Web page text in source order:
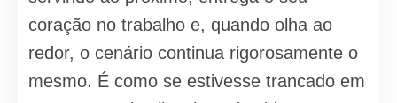
coração no trabalho e, quando olha ao
redor, o cenário continua rigorosamente o
mesmo. É como se estivesse trancado em